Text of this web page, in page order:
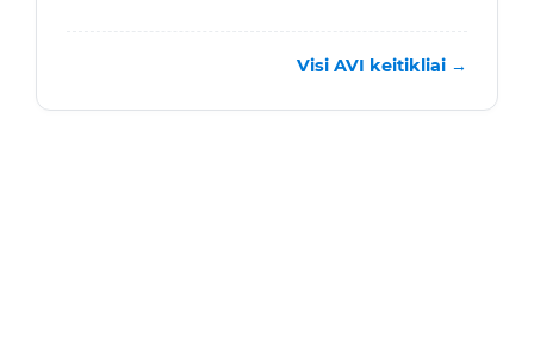
Visi AVI keitikliai →